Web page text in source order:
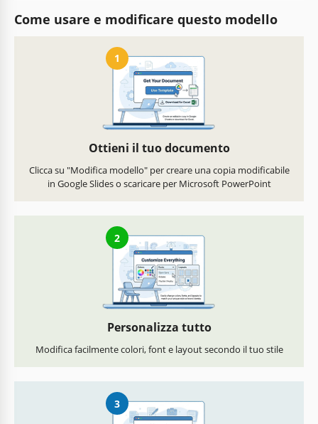
Come usare e modificare questo modello
1
Ottieni il tuo documento
Clicca su "Modifica modello" per creare una copia modificabile
in Google Slides o scaricare per Microsoft PowerPoint
2
Personalizza tutto
Modifica facilmente colori, font e layout secondo il tuo stile
3